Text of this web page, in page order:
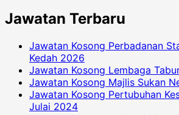
Jawatan Terbaru
Jawatan Kosong Perbadanan
Kedah 2026
Jawatan Kosong Lembaga
Jawatan Kosong Majlis Sukan
Jawatan Kosong Pertubuhan
Julai 2024